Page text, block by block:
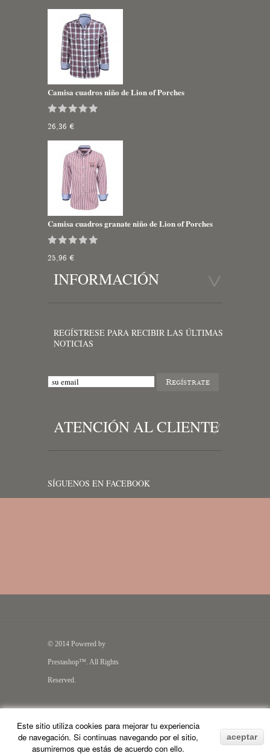
Camisa cuadros niño de Lion of Porches
26,36 €
Camisa cuadros granate niño de Lion of Porches
25,96 €
INFORMACIÓN
REGÍSTRESE PARA RECIBIR LAS ÚLTIMAS
NOTICIAS
ATENCIÓN AL CLIENTE
Este sitio utiliza cookies para mejorar tu experiencia
de navegación. Si continuas navegando por el sitio,
asumiremos que estás de acuerdo con ello.
aceptar
SÍGUENOS EN FACEBOOK
© 2014 Powered by
Prestashop™. All Rights
Reserved.